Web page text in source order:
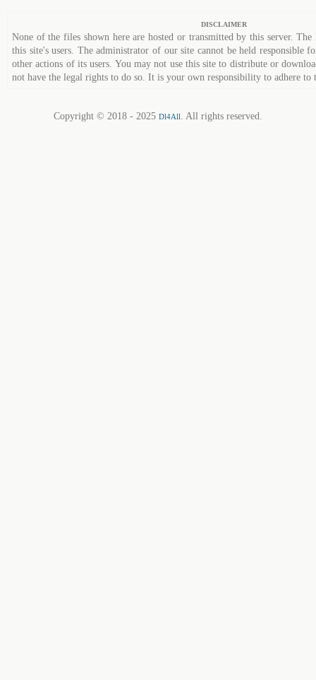
DISCLAIMER
None of the files shown here are hosted or transmitted by this server.
this site's users. The administrator of our site cannot be held responsible
other actions of its users. You may not use this site to distribute or
not have the legal rights to do so. It is your own responsibility to adhere to
Copyright © 2018 - 2025 Dl4All. All rights reserved.